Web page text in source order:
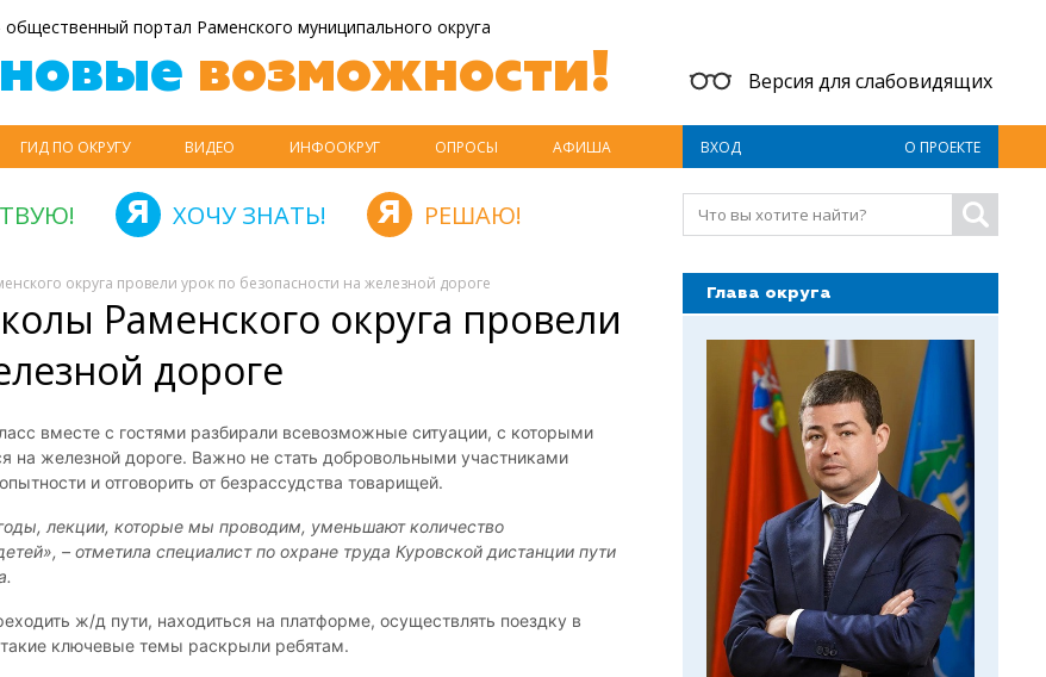
портал Раменского муниципального округа
новые возможности! Версия для слабовидящих
ГИД ПО ОКРУГУ ВИДЕО ИНФООКРУГ ОПРОСЫ АФИША ВХОД О ПРОЕКТЕ
ХОЧУ ЗНАТЬ! РЕШАЮ!
округа провели урок по безопасности на железной дороге
Раменского округа провели
дороге
вместе с гостями разбирали всевозможные ситуации, с которыми
на железной дороге. Важно не стать добровольными участниками
и отговорить от безрассудства товарищей.
лекции, которые мы проводим, уменьшают количество
– отметила специалист по охране труда Куровской дистанции пути
ж/д пути, находиться на платформе, осуществлять поездку в
такие ключевые темы раскрыли ребятам.
Глава округа